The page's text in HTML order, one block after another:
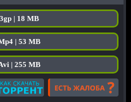
3gp | 18 MB
| 53 MB
| 255 MB